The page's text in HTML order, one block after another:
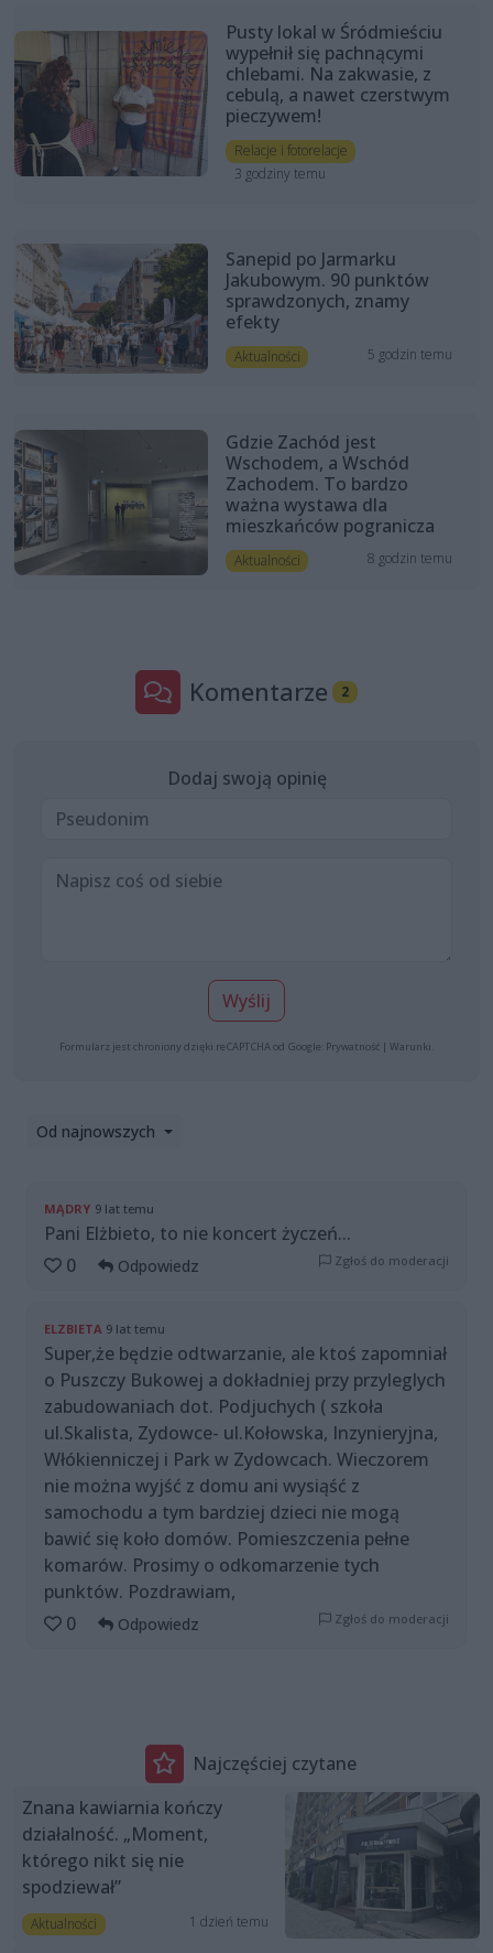
Pusty lokal w Śródmieściu
wypełnił się pachnącymi
chlebami. Na zakwasie, z
cebulą, a nawet czerstwym
pieczywem!
Relacje i fotorelacje
3 godziny temu
Sanepid po Jarmarku
Jakubowym. 90 punktów
sprawdzonych, znamy
efekty
Aktualności 5 godzin temu
Gdzie Zachód jest
Wschodem, a Wschód
Zachodem. To bardzo
ważna wystawa dla
mieszkańców pogranicza
Aktualności 8 godzin temu
Komentarze 2
Dodaj swoją opinię
Wyślij
Formularz jest chroniony dzięki reCAPTCHA od Google: Prywatność | Warunki
Od najnowszych
MĄDRY 9 lat temu
Pani Elżbieto, to nie koncert życzeń...
0
Odpowiedz Zgłoś do moderacji
ELZBIETA 9 lat temu
Super,że będzie odtwarzanie, ale ktoś zapomniał
o Puszczy Bukowej a dokładniej przy przyleglych
zabudowaniach dot. Podjuchych ( szkoła
ul.Skalista, Zydowce- ul.Kołowska, Inzynieryjna,
Włókienniczej i Park w Zydowcach. Wieczorem
nie można wyjść z domu ani wysiąść z
samochodu a tym bardziej dzieci nie mogą
bawić się koło domów. Pomieszczenia pełne
komarów. Prosimy o odkomarzenie tych
punktów. Pozdrawiam,
0
Odpowiedz Zgłoś do moderacji
Najczęściej czytane
Znana kawiarnia kończy
działalność. „Moment,
którego nikt się nie
spodziewał”
Aktualności 1 dzień temu